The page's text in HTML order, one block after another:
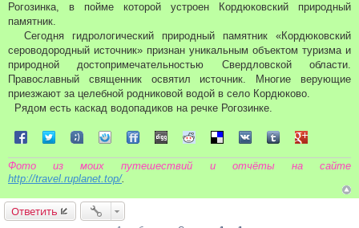
Рогозинка, в пойме которой устроен Кордюковский природный
памятник.
Сегодня гидрологический природный памятник «Кордюковский
сероводородный источник» признан уникальным объектом туризма и
природной достопримечательностью Свердловской области.
Православный священник освятил источник. Многие верующие
приезжают за целебной родниковой водой в село Кордюково.
Рядом есть каскад водопадиков на речке Рогозинке.
Поделиться в Facebook
Поделиться в Twitter
Поделиться в Tuenti
Поделиться в Sonico
Поделиться в FriendFeed
Поделиться в Digg
Поделиться в Reddit
Поделиться в Delicious
Поделиться в VK
Поделиться в
Поделиться
Фото из моих путешествий и отчёты на сайте
http://travel.ruplanet.top/.
Ответить